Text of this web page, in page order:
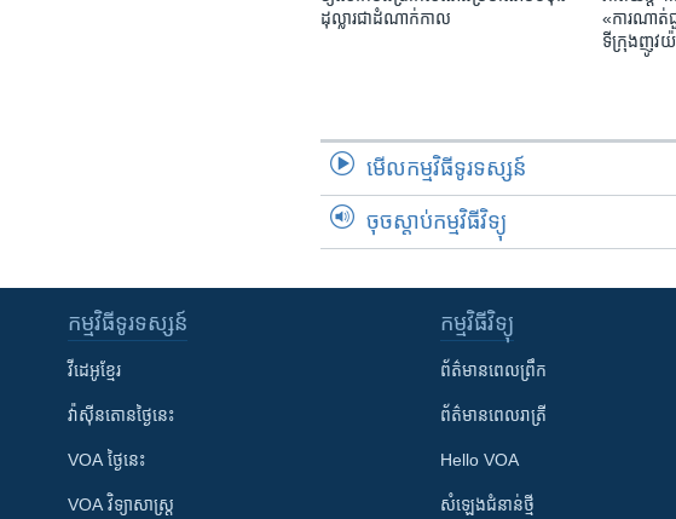
ដុល្លារ​ជា​ដំណាក់កាល
«ការណា
ទីក្រុងញូវ
មើល​កម្មវិធី​ទូរទស្សន៍
ចុចស្តាប់កម្មវិធីវិទ្យុ
កម្មវិធី​ទូរទស្សន៍
វីដេអូ​ខ្មែរ
វ៉ាស៊ីនតោន​ថ្ងៃ​នេះ
VOA ថ្ងៃនេះ
VOA ​វិទ្យាសាស្ត្រ
កម្មវិធី​វិទ្យុ
ព័ត៌មាន​ពេល​ព្រឹក
ព័ត៌មាន​​ពេល​រាត្រី
Hello VOA
សំឡេង​ជំនាន់​ថ្មី